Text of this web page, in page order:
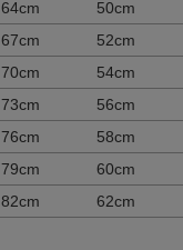
64cm 50cm
67cm 52cm
70cm 54cm
73cm 56cm
76cm 58cm
79cm 60cm
82cm 62cm